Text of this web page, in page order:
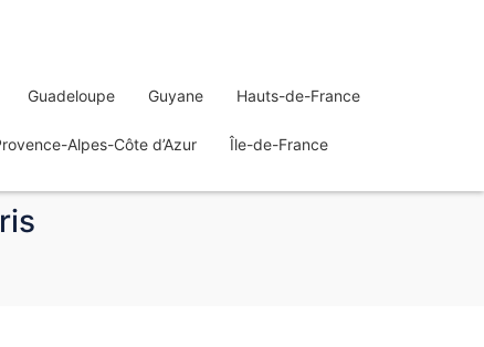
Guadeloupe Guyane Hauts-de-France
Alpes-Côte d’Azur Île-de-France